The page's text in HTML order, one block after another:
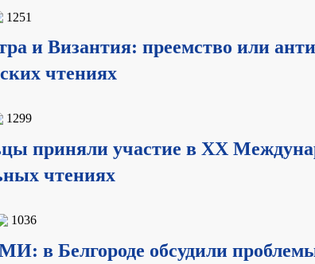
1251
и Византия: преемство или
чтениях
1299
приняли участие в XX
чтениях
1036
в Белгороде обсудили